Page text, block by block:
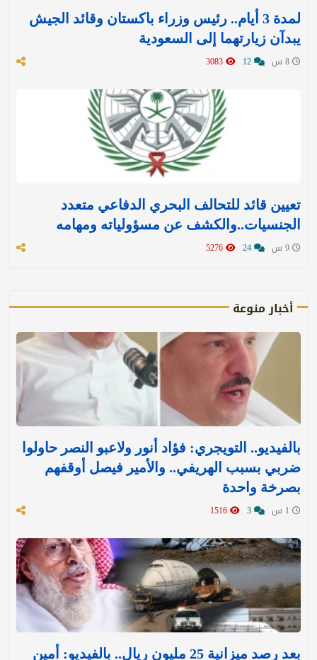
لمدة 3 أيام.. رئيس وزراء باكستان وقائد الجيش
يبدآن زيارتهما إلى السعودية
تعيين قائد للتحالف البحري الدفاعي متعدد
الجنسيات..والكشف عن مسؤولياته ومهامه
أخبار منوعة
بالفيديو.. التويجري: فؤاد أنور ولاعبو النصر حاولوا
ضربي بسبب الهريفي.. والأمير فيصل أوقفهم
بصرخة واحدة
بعد رصد ميزانية 25 مليون ريال.. بالفيديو: أمين